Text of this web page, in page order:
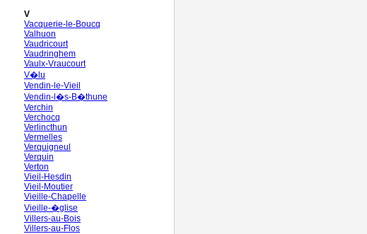
V
Vacquerie-le-Boucq
Valhuon
Vaudricourt
Vaudringhem
Vaulx-Vraucourt
V�lu
Vendin-le-Vieil
Vendin-l�s-B�thune
Verchin
Verchocq
Verlincthun
Vermelles
Verquigneul
Verquin
Verton
Vieil-Hesdin
Vieil-Moutier
Vieille-Chapelle
Vieille-�glise
Villers-au-Bois
Villers-au-Flos